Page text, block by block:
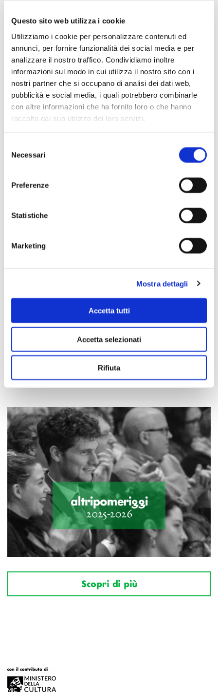
Questo sito web utilizza i cookie
Utilizziamo i cookie per personalizzare contenuti ed
annunci, per fornire funzionalità dei social media e per
analizzare il nostro traffico. Condividiamo inoltre
informazioni sul modo in cui utilizza il nostro sito con i
nostri partner che si occupano di analisi dei dati web,
pubblicità e social media, i quali potrebbero combinarle
con altre informazioni che ha fornito loro o che hanno
raccolto dal suo utilizzo dei loro servizi.
delNecessari
Preferenze
Statistiche
Marketing
Mostra dettagli
Accetta tutti
Accetta selezionati
Rifiuta
Scopri di più
Scopri di più